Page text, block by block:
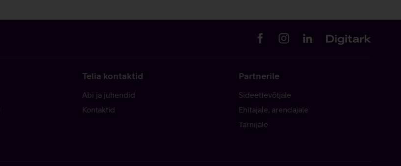
Telia kontaktid
Abi ja juhendid
Kontaktid
Partnerile
Sideettevõtjale
Ehitajale, arendajale
Tarnijale